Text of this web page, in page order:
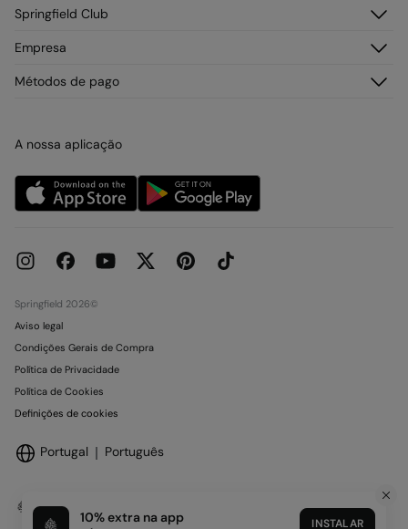
Os seus endereços
Perguntas Frequentes
Envios
Ofertas vigentes
Condições do Cartão Oferta
Condições de reserva em Loja
Concursos e Sorteios
Springfield Club
Junta-te
Empresa
Trabalha connosco
Métodos de pago
A nossa aplicação
Springfield 2026©
Aviso legal
Condições Gerais de Compra
Política de Privacidade
Política de Cookies
Definições de cookies
Portugal Português
10% extra na app INSTALAR